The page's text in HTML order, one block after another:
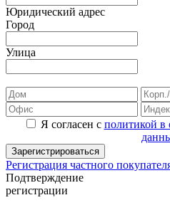
Юридический адрес
Город
Улица
Я согласен с политикой в
Зарегистрироваться
Регистрация частного
Подтверждение
регистрации